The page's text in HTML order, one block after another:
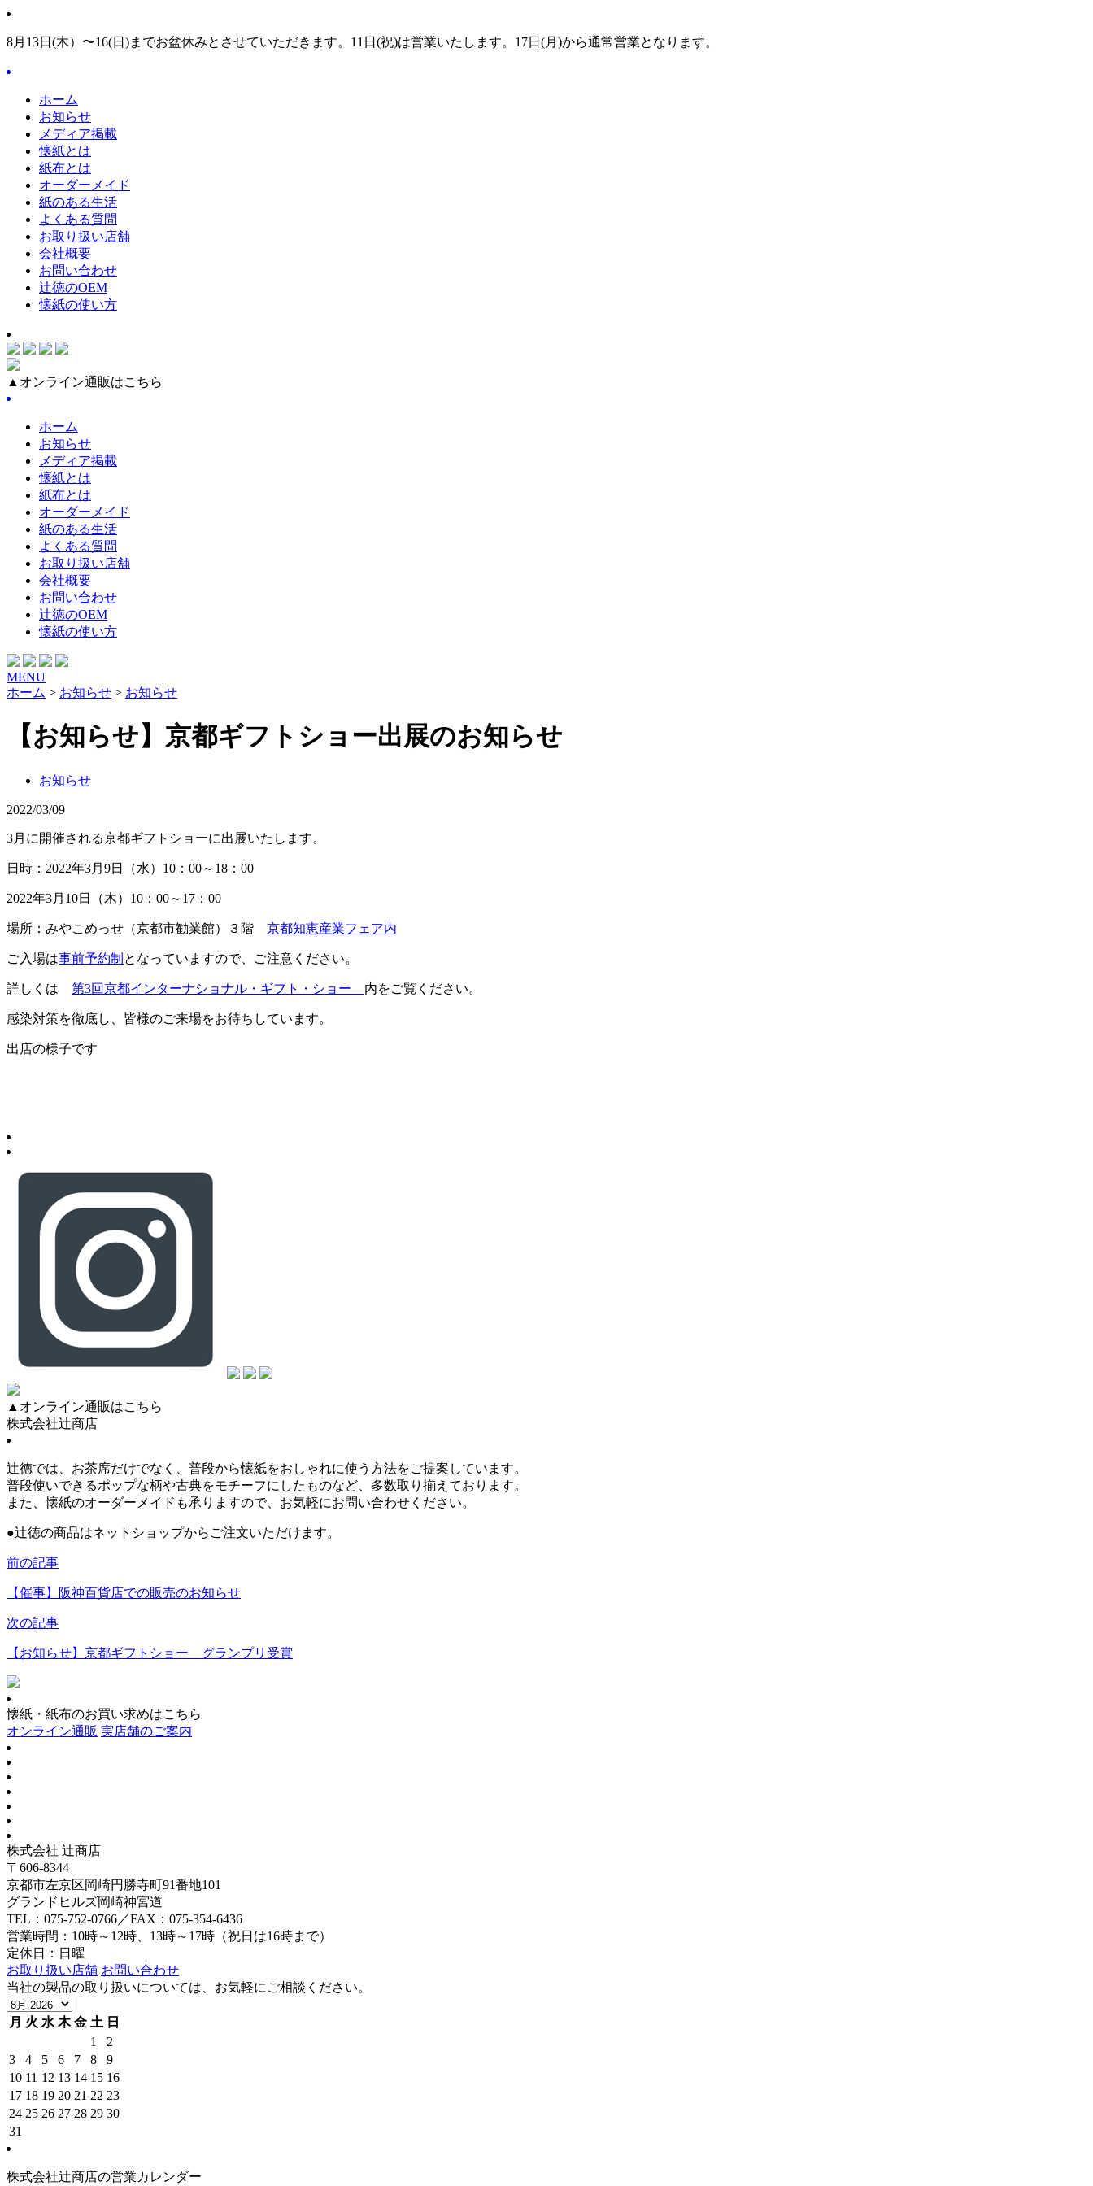
8月13日(木）〜16(日)までお盆休みとさせていただきます。11日(祝)は営業いたします。17日(月)から通常営業となります。
ホーム
お知らせ
メディア掲載
懐紙とは
紙布とは
オーダーメイド
紙のある生活
よくある質問
お取り扱い店舗
会社概要
お問い合わせ
辻徳のOEM
懐紙の使い方
▲オンライン通販はこちら
ホーム
お知らせ
メディア掲載
懐紙とは
紙布とは
オーダーメイド
紙のある生活
よくある質問
お取り扱い店舗
会社概要
お問い合わせ
辻徳のOEM
懐紙の使い方
MENU
ホーム > お知らせ > お知らせ
【お知らせ】京都ギフトショー出展のお知らせ
お知らせ
2022/03/09
3月に開催される京都ギフトショーに出展いたします。
日時：2022年3月9日（水）10：00～18：00
2022年3月10日（木）10：00～17：00
場所：みやこめっせ（京都市勧業館）３階 京都知恵産業フェア内
ご入場は事前予約制 となっていますので、ご注意ください。
詳しくは 第3回京都インターナショナル・ギフト・ショー 内をご覧ください。
感染対策を徹底し、皆様のご来場をお待ちしています。
出店の様子です
▲オンライン通販はこちら
株式会社辻商店
辻徳では、お茶席だけでなく、普段から懐紙をおしゃれに使う方法をご提案しています。
普段使いできるポップな柄や古典をモチーフにしたものなど、多数取り揃えております。
また、懐紙のオーダーメイドも承りますので、お気軽にお問い合わせください。
●辻徳の商品はネットショップからご注文いただけます。
前の記事
【催事】阪神百貨店での販売のお知らせ
次の記事
【お知らせ】京都ギフトショー グランプリ受賞
懐紙・紙布のお買い求めはこちら
オンライン通販 実店舗のご案内
株式会社 辻商店
〒606-8344
京都市左京区岡崎円勝寺町91番地101
グランドヒルズ岡崎神宮道
TEL：075-752-0766／FAX：075-354-6436
営業時間：10時～12時、13時～17時（祝日は16時まで）
定休日：日曜
お取り扱い店舗 お問い合わせ
当社の製品の取り扱いについては、お気軽にご相談ください。
月 火 水 木 金 土 日
1
2
3
4 5 6 7 8
9
10 11 12 13 14 15 16
17 18 19 20 21 22 23
24 25 26 27 28 29 30
31
株式会社辻商店の営業カレンダー